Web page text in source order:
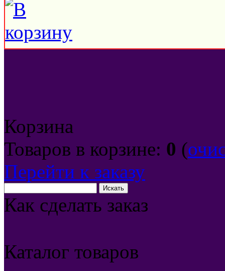
Корзина
Товаров в корзине: 0 (
Перейти к заказу
Как сделать заказ
Каталог товаров